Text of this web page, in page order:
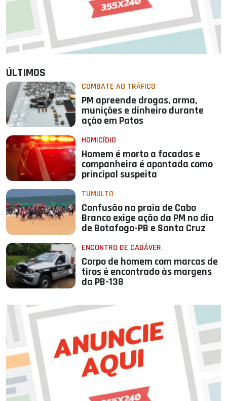
ÚLTIMOS
COMBATE AO TRÁFICO
PM apreende drogas, arma,
munições e dinheiro durante
ação em Patos
HOMICÍDIO
Homem é morto a facadas e
companheira é apontada como
principal suspeita
TUMULTO
Confusão na praia de Cabo
Branco exige ação da PM no dia
de Botafogo-PB e Santa Cruz
ENCONTRO DE CADÁVER
Corpo de homem com marcas de
tiros é encontrado às margens
da PB-138